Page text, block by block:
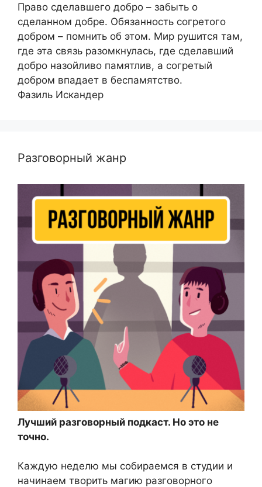
Право сделавшего добро – забыть о
сделанном добре. Обязанность согретого
добром – помнить об этом. Мир рушится там,
где эта связь разомкнулась, где сделавший
добро назойливо памятлив, а согретый
добром впадает в беспамятство.
Фазиль Искандер
Разговорный жанр
Лучший разговорный подкаст. Но это не
точно.
Каждую неделю мы собираемся в студии и
начинаем творить магию разговорного